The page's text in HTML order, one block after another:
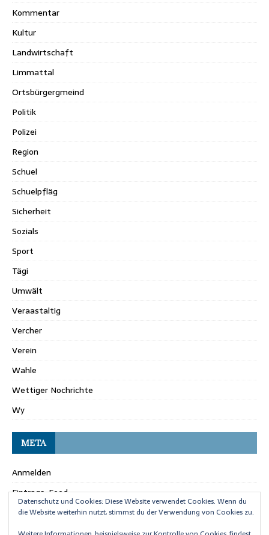
Kommentar
Kultur
Landwirtschaft
Limmattal
Ortsbürgergmeind
Politik
Polizei
Region
Schuel
Schuelpfläg
Sicherheit
Sozials
Sport
Tägi
Umwält
Veraastaltig
Vercher
Verein
Wahle
Wettiger Nochrichte
Wy
META
Anmelden
Eintrags-Feed
Kommentar-Feed
WordPress.org
Datenschutz und Cookies: Diese Website verwendet Cookies. Wenn du
die Website weiterhin nutzt, stimmst du der Verwendung von Cookies zu.